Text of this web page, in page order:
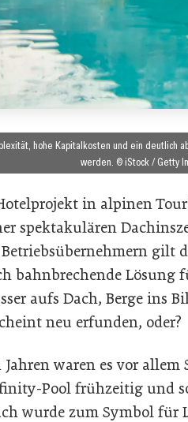
hohe Kapitalkosten und ein
werden. © iStock / Getty
in alpinen
spektakulären
gilt
bahnbrechende Lösung
aufs Dach, Berge ins
neu erfunden, oder?
waren es vor
Pool frühzeitig und
wurde zum Symbol